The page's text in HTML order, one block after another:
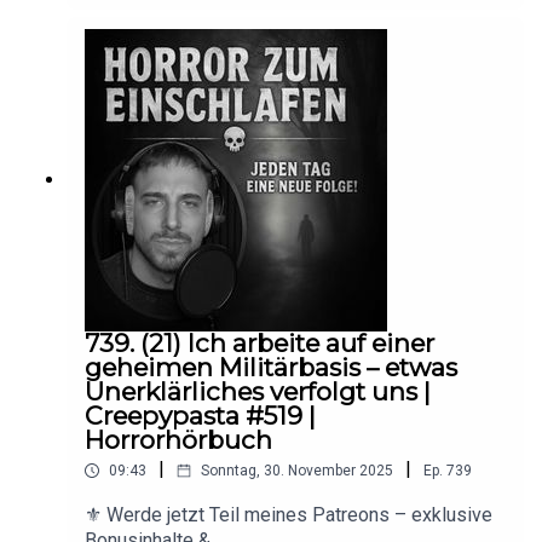
Folge meiner Creepypasta-Reihe erwartet
dich.Diesmal mit folgender Geschichte: The One
Who Bore Them👉
https://creepypasta.fandom.com/wiki/Hurricane_
SeasonDer Autor dieser wunderbaren
Creepypasta:👉
https://creepypasta.fandom.com/wiki/User:Certai
nShadowsDie Creepypasta wurde unter der CC
BY-SA 4.0 DEED Lizenz veröffentlich
739. (21) Ich arbeite auf einer
geheimen Militärbasis – etwas
Unerklärliches verfolgt uns |
Creepypasta #519 |
Horrorhörbuch
09:43 Sonntag, 30. November 2025 Ep. 739
⚜️ Werde jetzt Teil meines Patreons – exklusive